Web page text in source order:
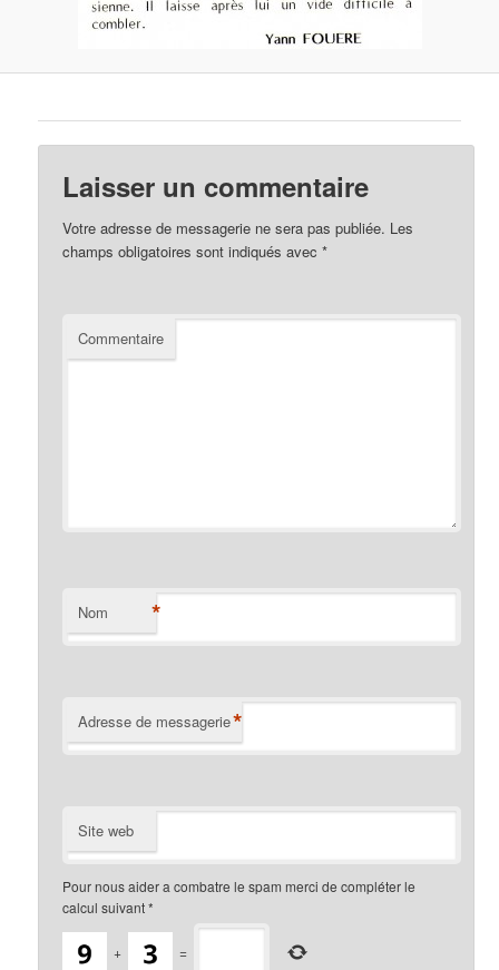
Laisser un commentaire
Votre adresse de messagerie ne sera pas publiée. Les
champs obligatoires sont indiqués avec*
Commentaire
Nom *
Adresse de messagerie*
Site web
Pour nous aider a combatre le spam merci de compléter le
calcul suivant*
+ =